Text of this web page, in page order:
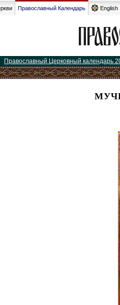
Православный Календарь English
Православный Церковный календарь